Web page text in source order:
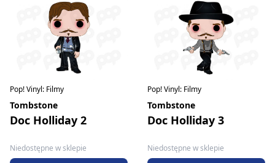
Pop! Vinyl: Filmy
Tombstone
Doc Holliday 2
Niedostępne w sklepie
Pop! Vinyl: Filmy
Tombstone
Doc Holliday 3
Niedostępne w sklepie